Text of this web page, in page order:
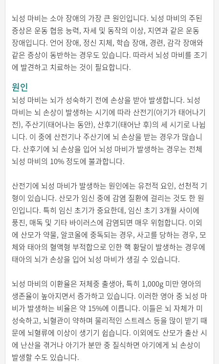
뇌성 마비는 소아 장애의 가장 큰 원인입니다. 뇌성 마비의 주된
증상은 운동 협응 능력, 자세 및 동작의 이상, 지연과 같은 운동
장애입니다. 언어 장애, 정신 지체, 학습 장애, 경련, 감각 장애와
같은 증상이 동반하는 경우도 있습니다. 따라서 뇌성 마비를 조기
에 발견하고 치료하는 것이 필요합니다.
원인
뇌성 마비는 뇌가 성숙하기 전에 손상을 받아 발생합니다. 뇌성
마비는 뇌 손상이 발생하는 시기에 따라 산전기(아기가 태어나기
전), 주산기(태어나는 동안), 산후기(태어난 후)의 세 시기로 나뉩
니다. 이 중에 산전기나 주산기에 뇌 손상을 받는 경우가 많습니
다. 산후기에 뇌 손상을 입어 뇌성 마비가 발생하는 경우는 전체
뇌성 마비의 10% 정도에 불과합니다.
산전기에 뇌성 마비가 발생하는 원인에는 유전적 요인, 선천적 기
형이 있습니다. 산모가 임신 중에 감염 질환에 걸리는 것도 한 원
인입니다. 특히 임신 초기가 중요한데, 임신 초기 3개월 사이에
풍진, 매독 및 기타 바이러스에 감염되면 매우 위험합니다. 이외
에 산모가 약물, 알코올에 중독되는 경우, 사고를 당하는 경우, 모
체와 태아의 혈액형 부적합으로 인한 핵 황달이 발생하는 경우에
태아의 뇌가 손상을 입어 뇌성 마비가 생길 수 있습니다.
뇌성 마비의 이환율은 저체중 출생아, 특히 1,000g 미만 영아의
생존율이 높아지면서 증가하고 있습니다. 이러한 영아 중 뇌성 마
비가 발생하는 비율은 약 15%에 이릅니다. 이들은 뇌 자체가 미
성숙하고, 뇌혈관이 약하며 물리적인 스트레스 등을 많이 받기 때
문에 뇌혈류에 이상이 생기기 쉽습니다. 이외에도 산모가 출산 시
에 난산을 겪거나 아기가 분만 중 질식하면 아기에게 뇌 손상이
발생할 수도 있습니다.